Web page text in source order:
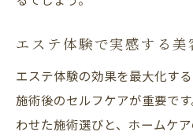
エステ体験で実感する美
エステ体験の効果を最大化す
施術後のセルフケアが重要で
わせた施術選びと、ホームケ